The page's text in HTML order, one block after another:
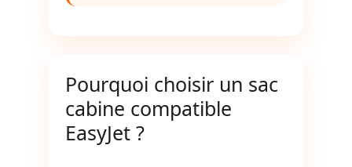
Pourquoi choisir un sac
cabine compatible
EasyJet ?